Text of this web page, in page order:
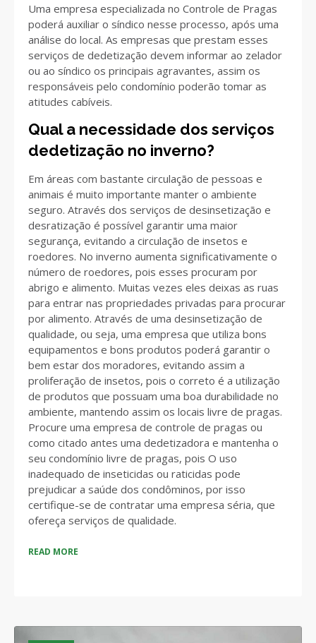
Uma empresa especializada no Controle de Pragas
poderá auxiliar o síndico nesse processo, após uma
análise do local. As empresas que prestam esses
serviços de dedetização devem informar ao zelador
ou ao síndico os principais agravantes, assim os
responsáveis pelo condomínio poderão tomar as
atitudes cabíveis.
Qual a necessidade dos serviços
dedetização no inverno?
Em áreas com bastante circulação de pessoas e
animais é muito importante manter o ambiente
seguro. Através dos serviços de desinsetização e
desratização é possível garantir uma maior
segurança, evitando a circulação de insetos e
roedores. No inverno aumenta significativamente o
número de roedores, pois esses procuram por
abrigo e alimento. Muitas vezes eles deixas as ruas
para entrar nas propriedades privadas para procurar
por alimento. Através de uma desinsetização de
qualidade, ou seja, uma empresa que utiliza bons
equipamentos e bons produtos poderá garantir o
bem estar dos moradores, evitando assim a
proliferação de insetos, pois o correto é a utilização
de produtos que possuam uma boa durabilidade no
ambiente, mantendo assim os locais livre de pragas.
Procure uma empresa de controle de pragas ou
como citado antes uma dedetizadora e mantenha o
seu condomínio livre de pragas, pois O uso
inadequado de inseticidas ou raticidas pode
prejudicar a saúde dos condôminos, por isso
certifique-se de contratar uma empresa séria, que
ofereça serviços de qualidade.
READ MORE